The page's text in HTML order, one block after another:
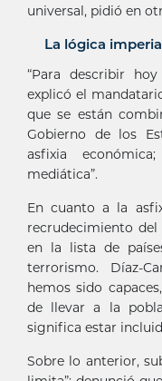
universal, pidió en
La lógica
“Para describir
explicó el
que se están
Gobierno de los
asfixia
mediática”.
En cuanto a la
recrudecimiento
en la lista de
terrorismo. Díaz-
hemos sido
de llevar a la
significa estar
Sobre lo anterior,